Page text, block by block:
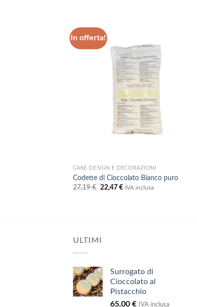
In offerta!
CAKE DESIGN E DECORAZIONI
Codette di Cioccolato Bianco puro
27,19€ Il
22,47€IlIVA inclusa
ULTIMI
Surrogato di
Cioccolato al
Pistacchio
65,00 € IVA inclusa